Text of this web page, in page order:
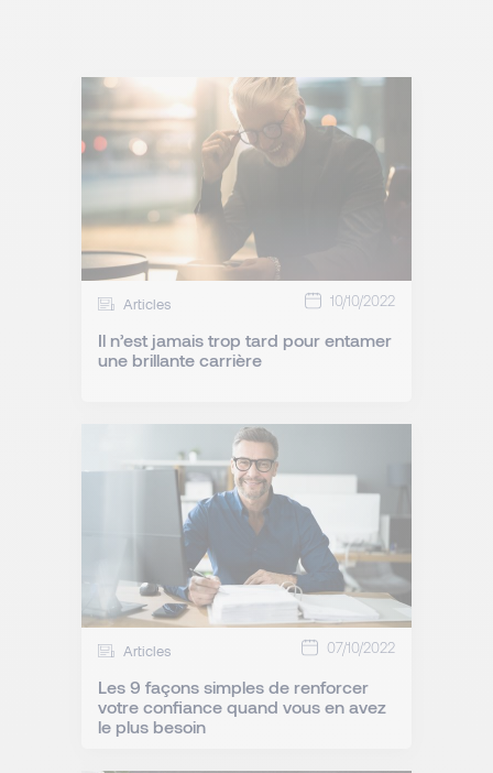
Articles 10/10/2022
Il n’est jamais trop tard pour entamer
une brillante carrière
Articles 07/10/2022
Les 9 façons simples de renforcer
votre confiance quand vous en avez
le plus besoin